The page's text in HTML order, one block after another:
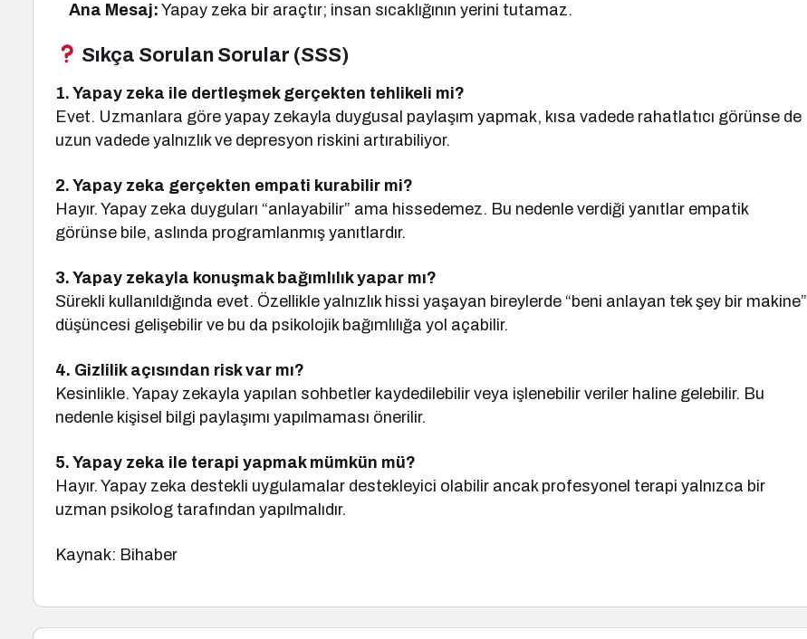
Ana Mesaj: Yapay zeka bir araçtır; insan sıcaklığının yerini tutamaz.
Sıkça Sorulan Sorular (SSS)
1. Yapay zeka ile dertleşmek gerçekten tehlikeli mi?
Evet. Uzmanlara göre yapay zekayla duygusal paylaşım yapmak, kısa vadede rahatlatıcı görünse de
uzun vadede yalnızlık ve depresyon riskini artırabiliyor.
2. Yapay zeka gerçekten empati kurabilir mi?
Hayır. Yapay zeka duyguları “anlayabilir” ama hissedemez. Bu nedenle verdiği yanıtlar empatik
görünse bile, aslında programlanmış yanıtlardır.
3. Yapay zekayla konuşmak bağımlılık yapar mı?
Sürekli kullanıldığında evet. Özellikle yalnızlık hissi yaşayan bireylerde “beni anlayan tek şey bir makine”
düşüncesi gelişebilir ve bu da psikolojik bağımlılığa yol açabilir.
4. Gizlilik açısından risk var mı?
Kesinlikle. Yapay zekayla yapılan sohbetler kaydedilebilir veya işlenebilir veriler haline gelebilir. Bu
nedenle kişisel bilgi paylaşımı yapılmaması önerilir.
5. Yapay zeka ile terapi yapmak mümkün mü?
Hayır. Yapay zeka destekli uygulamalar destekleyici olabilir ancak profesyonel terapi yalnızca bir
uzman psikolog tarafından yapılmalıdır.
Kaynak: Bihaber